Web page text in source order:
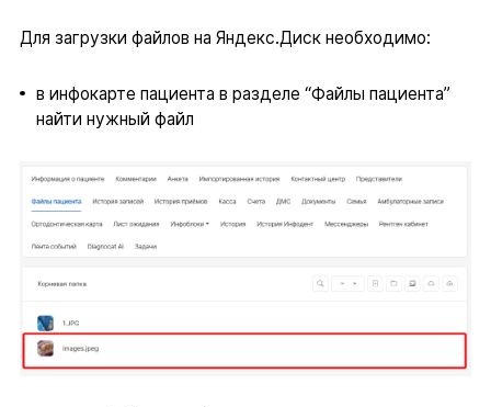
Для загрузки файлов на Яндекс.Диск необходимо:
в инфокарте пациента в разделе “Файлы пациента”
найти нужный файл